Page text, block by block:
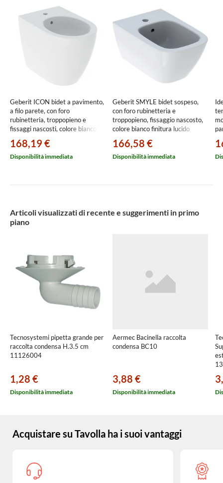
Geberit ICON bidet a pavimento,
a filo parete, con foro
rubinetteria, troppopieno e
fissaggi nascosti, colore bianco
168,19 €
Disponibilità immediata
Geberit SMYLE bidet sospeso,
con foro rubinetteria e
troppopieno, fissaggio nascosto,
colore bianco finitura lucido
166,58 €
Disponibilità immediata
Articoli visualizzati di recente e suggerimenti in primo
piano
Tecnosystemi pipetta grande per
raccolta condensa H.3.5 cm
11126004
1,28 €
Disponibilità immediata
Aermec Bacinella raccolta
condensa BC10
3,88 €
Disponibilità immediata
Acquistare su Tavolla ha i suoi vantaggi